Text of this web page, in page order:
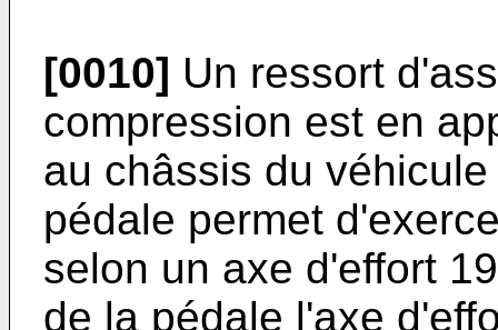
[0010] Un ressort
compression est en
au châssis du
pédale permet
selon un axe d'effort
de la pédale l'axe